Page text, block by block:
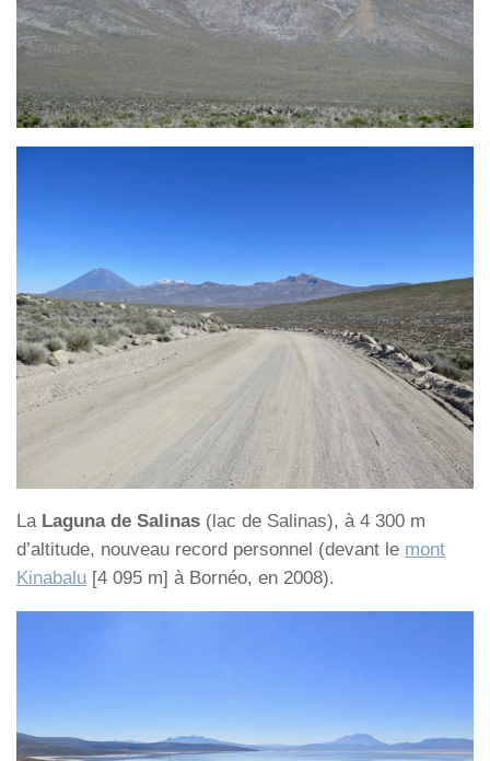
La Laguna de Salinas (lac de Salinas), à 4 300 m
d’altitude, nouveau record personnel (devant le mont
Kinabalu [4 095 m] à Bornéo, en 2008).